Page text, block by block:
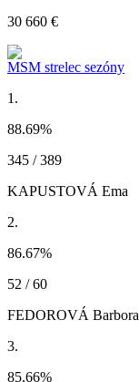
30 660 €
MSM strelec sezóny
1.
88.69%
345 / 389
KAPUSTOVÁ Ema
2.
86.67%
52 / 60
FEDOROVÁ Barbora
3.
85.66%